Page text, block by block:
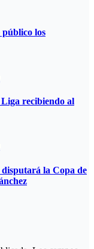
público los
recibiendo al
la Copa de